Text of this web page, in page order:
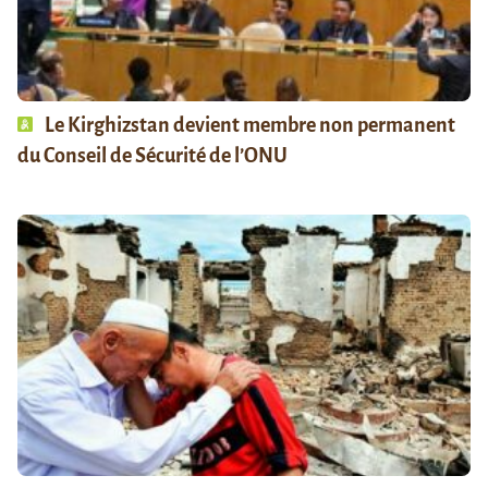
Le Kirghizstan devient membre non permanent
du Conseil de Sécurité de l’ONU